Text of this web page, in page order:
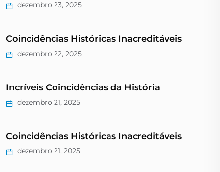
dezembro 23, 2025
Coincidências Históricas Inacreditáveis
dezembro 22, 2025
Incríveis Coincidências da História
dezembro 21, 2025
Coincidências Históricas Inacreditáveis
dezembro 21, 2025